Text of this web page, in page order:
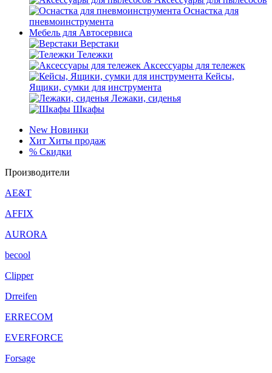
Оснастка для
пневмоинструмента
Мебель для Автосервиса
Верстаки
Тележки
Аксессуары для тележек
Кейсы,
Ящики, сумки для инструмента
Лежаки, сиденья
Шкафы
New Новинки
Хит Хиты продаж
% Скидки
Производители
AE&T
AFFIX
AURORA
becool
Clipper
Drreifen
ERRECOM
EVERFORCE
Forsage